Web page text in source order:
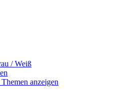
/ Weiß
anzeigen